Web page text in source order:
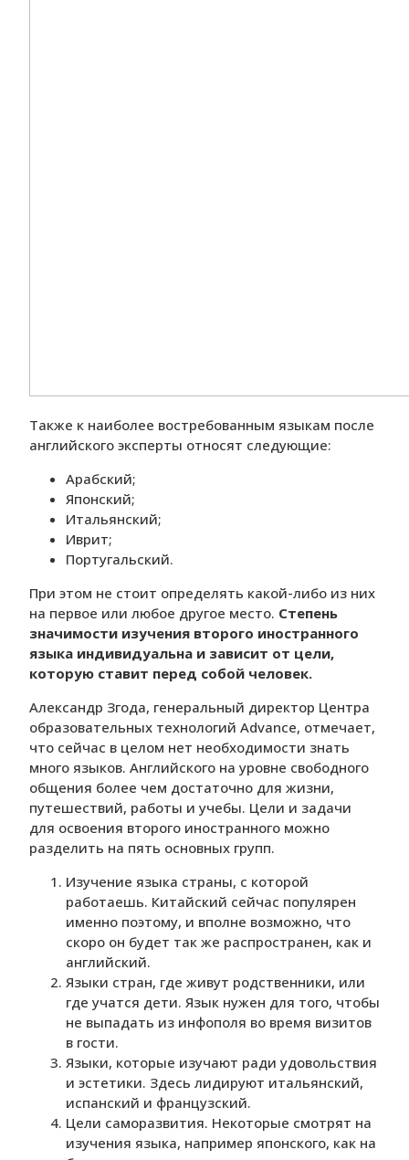
Также к наиболее востребованным языкам после
английского эксперты относят следующие:
Арабский;
Японский;
Итальянский;
Иврит;
Португальский.
При этом не стоит определять какой-либо из них
на первое или любое другое место. Степень
значимости изучения второго иностранного
языка индивидуальна и зависит от цели,
которую ставит перед собой человек.
Александр Згода, генеральный директор Центра
образовательных технологий Advance, отмечает,
что сейчас в целом нет необходимости знать
много языков. Английского на уровне свободного
общения более чем достаточно для жизни,
путешествий, работы и учебы. Цели и задачи
для освоения второго иностранного можно
разделить на пять основных групп.
Изучение языка страны, с которой
работаешь. Китайский сейчас популярен
именно поэтому, и вполне возможно, что
скоро он будет так же распространен, как и
английский.
Языки стран, где живут родственники, или
где учатся дети. Язык нужен для того, чтобы
не выпадать из инфополя во время визитов
в гости.
Языки, которые изучают ради удовольствия
и эстетики. Здесь лидируют итальянский,
испанский и французский.
Цели саморазвития. Некоторые смотрят на
изучения языка, например японского, как на